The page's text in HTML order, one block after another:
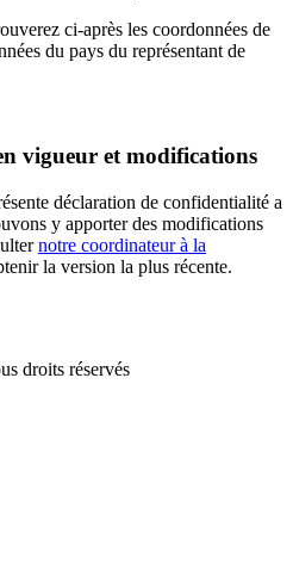
ci-après les coordonnées de
du pays du représentant de
vigueur et modifications
déclaration de confidentialité a
y apporter des modifications
notre coordinateur à la
la version la plus récente.
droits réservés